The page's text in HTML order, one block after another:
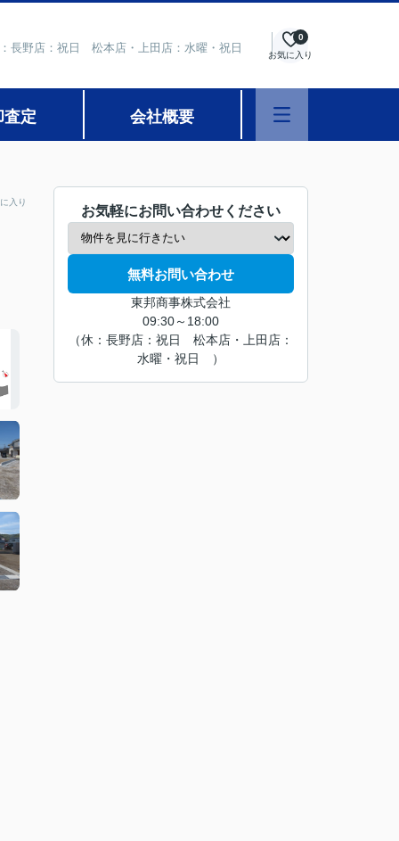
長野店：祝日 松本店・上田店：水曜・祝日 お気に入り
0
査定 会社概要
入り
お気軽にお問い合わせください
無料お問い合わせ
東邦商事株式会社
09:30～18:00
（休：長野店：祝日 松本店・上田店：
水曜・祝日 ）